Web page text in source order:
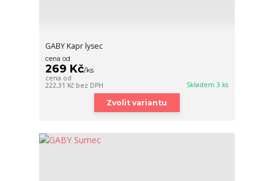
GABY Kapr lysec
cena od
269 Kč/ks
cena od
222,31 Kč bez DPH Skladem 3 ks
Zvolit variantu